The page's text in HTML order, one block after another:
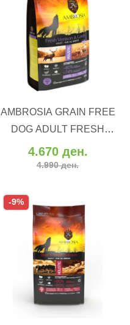
AMBROSIA GRAIN FREE
DOG ADULT FRESH
VENISON & LAMB (12 kg)
4.670 ден.
4.990 ден.
ВО КОШНИЧКА
Додај во желби
Додај за споредба
-9%